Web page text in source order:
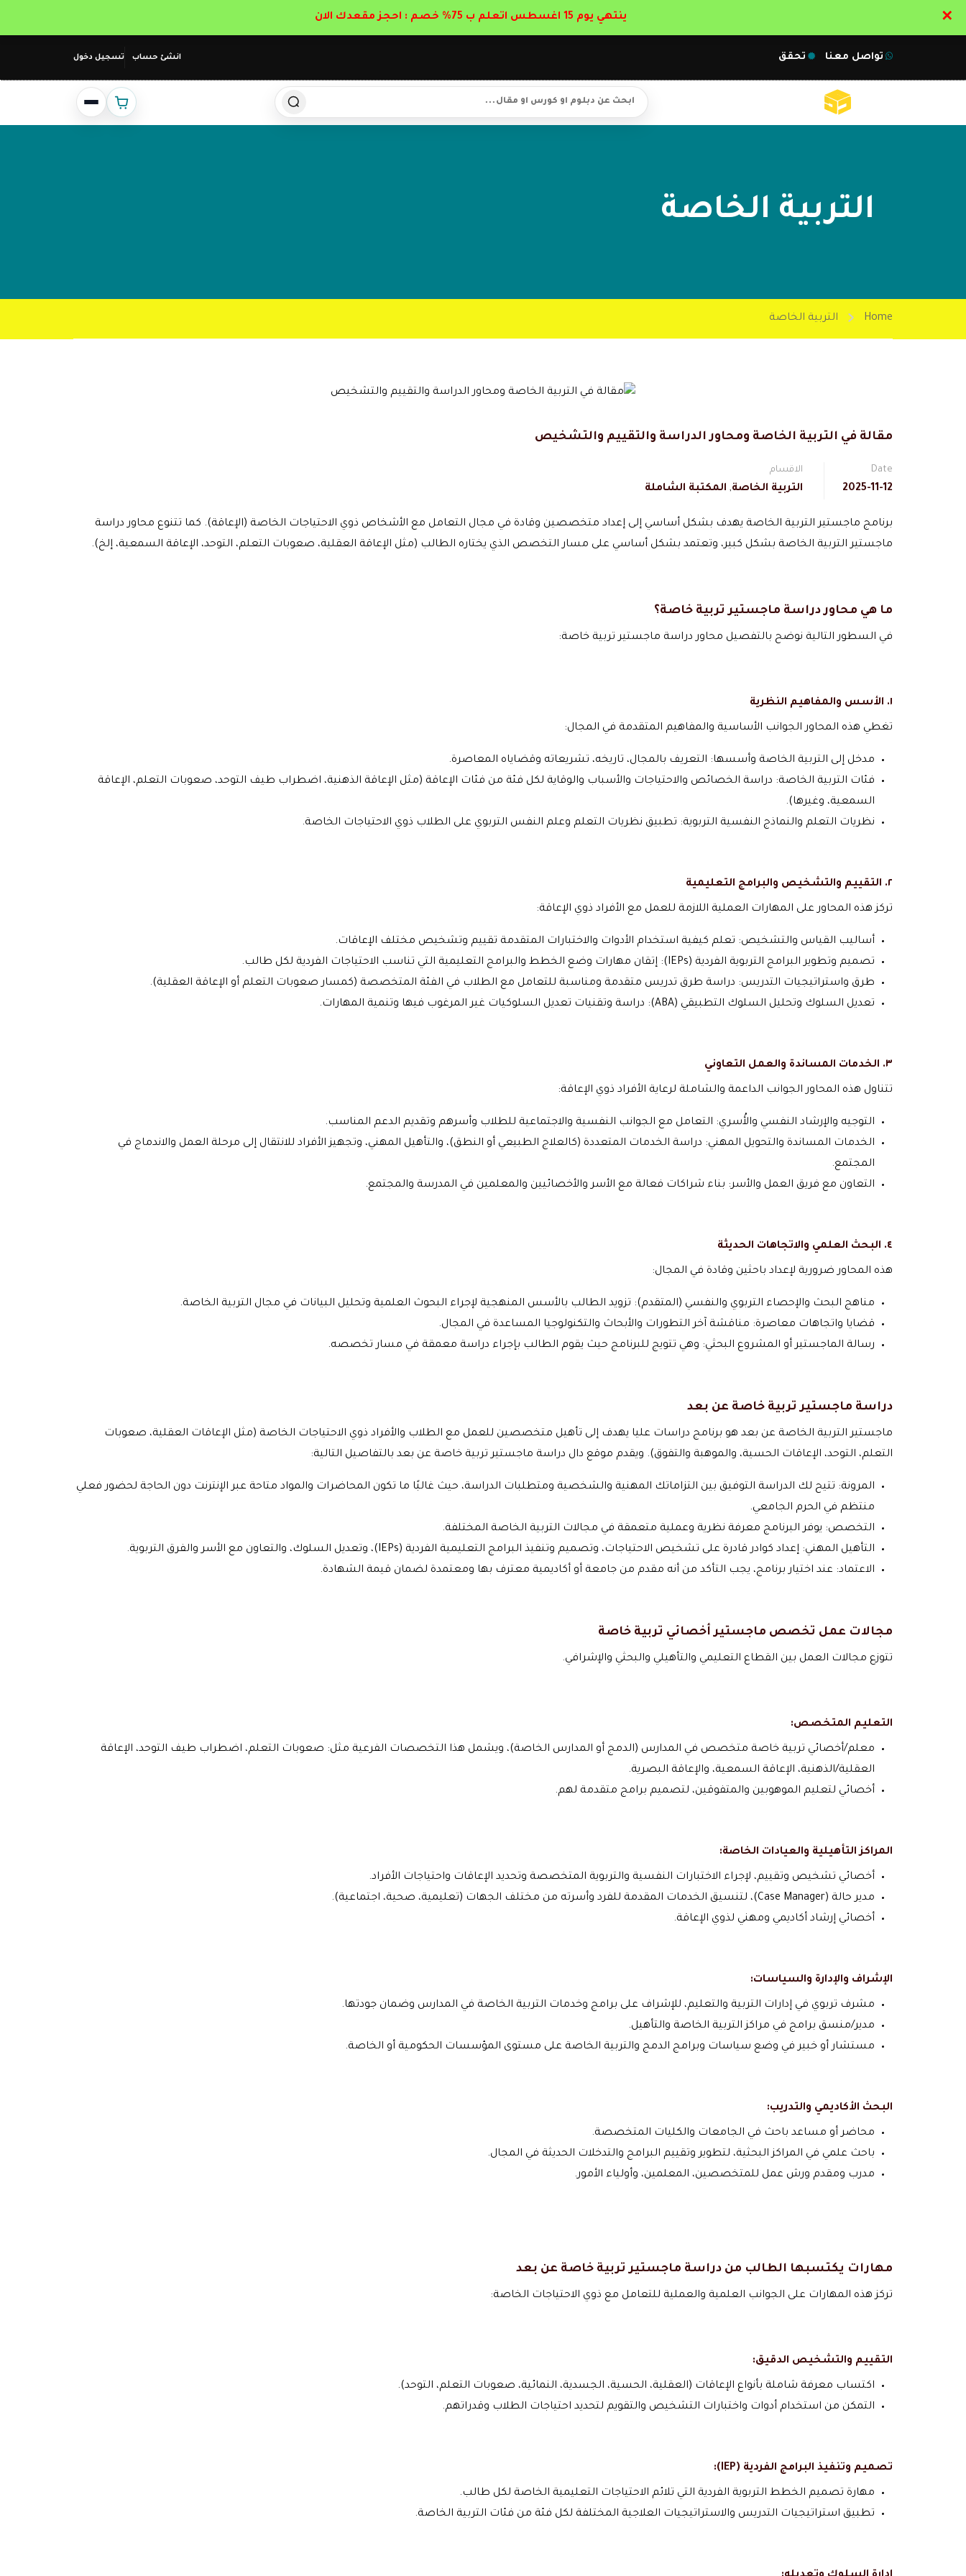
انشئ حساب تسجيل دخول تواصل معنا تحقق
التربية الخاصة
Home التربية الخاصة
مقالة في التربية الخاصة ومحاور الدراسة والتقييم والتشخيص
Date
2025-11-12
الاقسام
التربية الخاصة, المكتبة الشاملة
برنامج ماجستير التربية الخاصة يهدف بشكل أساسي إلى إعداد متخصصين وقادة في مجال التعامل مع الأشخاص ذوي الاحتياجات الخاصة (الإعاقة). كما تتنوع محاور دراسة
ماجستير التربية الخاصة بشكل كبير، وتعتمد بشكل أساسي على مسار التخصص الذي يختاره الطالب (مثل الإعاقة العقلية، صعوبات التعلم، التوحد، الإعاقة السمعية، إلخ).
ما هي محاور دراسة ماجستير تربية خاصة؟
في السطور التالية نوضح بالتفصيل محاور دراسة ماجستير تربية خاصة:
١. الأسس والمفاهيم النظرية
تغطي هذه المحاور الجوانب الأساسية والمفاهيم المتقدمة في المجال:
مدخل إلى التربية الخاصة وأسسها: التعريف بالمجال، تاريخه، تشريعاته وقضاياه المعاصرة.
فئات التربية الخاصة: دراسة الخصائص والاحتياجات والأسباب والوقاية لكل فئة من فئات الإعاقة (مثل الإعاقة الذهنية، اضطراب طيف التوحد، صعوبات التعلم، الإعاقة
السمعية، وغيرها).
نظريات التعلم والنماذج النفسية التربوية: تطبيق نظريات التعلم وعلم النفس التربوي على الطلاب ذوي الاحتياجات الخاصة.
٢. التقييم والتشخيص والبرامج التعليمية
تركز هذه المحاور على المهارات العملية اللازمة للعمل مع الأفراد ذوي الإعاقة:
أساليب القياس والتشخيص: تعلم كيفية استخدام الأدوات والاختبارات المتقدمة تقييم وتشخيص مختلف الإعاقات.
تصميم وتطوير البرامج التربوية الفردية (IEPs): إتقان مهارات وضع الخطط والبرامج التعليمية التي تناسب الاحتياجات الفردية لكل طالب.
طرق واستراتيجيات التدريس: دراسة طرق تدريس متقدمة ومناسبة للتعامل مع الطلاب في الفئة المتخصصة (كمسار صعوبات التعلم أو الإعاقة العقلية).
تعديل السلوك وتحليل السلوك التطبيقي (ABA): دراسة وتقنيات تعديل السلوكيات غير المرغوب فيها وتنمية المهارات.
٣. الخدمات المساندة والعمل التعاوني
تتناول هذه المحاور الجوانب الداعمة والشاملة لرعاية الأفراد ذوي الإعاقة:
التوجيه والإرشاد النفسي والأُسري: التعامل مع الجوانب النفسية والاجتماعية للطلاب وأسرهم وتقديم الدعم المناسب.
الخدمات المساندة والتحويل المهني: دراسة الخدمات المتعددة (كالعلاج الطبيعي أو النطق)، والتأهيل المهني، وتجهيز الأفراد للانتقال إلى مرحلة العمل والاندماج في
المجتمع.
التعاون مع فريق العمل والأسر: بناء شراكات فعالة مع الأسر والأخصائيين والمعلمين في المدرسة والمجتمع.
٤. البحث العلمي والاتجاهات الحديثة
هذه المحاور ضرورية لإعداد باحثين وقادة في المجال:
مناهج البحث والإحصاء التربوي والنفسي (المتقدم): تزويد الطالب بالأسس المنهجية لإجراء البحوث العلمية وتحليل البيانات في مجال التربية الخاصة.
قضايا واتجاهات معاصرة: مناقشة آخر التطورات والأبحاث والتكنولوجيا المساعدة في المجال.
رسالة الماجستير أو المشروع البحثي: وهي تتويج للبرنامج حيث يقوم الطالب بإجراء دراسة معمقة في مسار تخصصه.
دراسة ماجستير تربية خاصة عن بعد
ماجستير التربية الخاصة عن بعد هو برنامج دراسات عليا يهدف إلى تأهيل متخصصين للعمل مع الطلاب والأفراد ذوي الاحتياجات الخاصة (مثل الإعاقات العقلية، صعوبات
التعلم، التوحد، الإعاقات الحسية، والموهبة والتفوق). ويقدم موقع دال دراسة ماجستير تربية خاصة عن بعد بالتفاصيل التالية:
المرونة: تتيح لك الدراسة التوفيق بين التزاماتك المهنية والشخصية ومتطلبات الدراسة، حيث غالبًا ما تكون المحاضرات والمواد متاحة عبر الإنترنت دون الحاجة لحضور فعلي
منتظم في الحرم الجامعي.
التخصص: يوفر البرنامج معرفة نظرية وعملية متعمقة في مجالات التربية الخاصة المختلفة.
التأهيل المهني: إعداد كوادر قادرة على تشخيص الاحتياجات، وتصميم وتنفيذ البرامج التعليمية الفردية (IEPs)، وتعديل السلوك، والتعاون مع الأسر والفرق التربوية.
الاعتماد: عند اختيار برنامج، يجب التأكد من أنه مقدم من جامعة أو أكاديمية معترف بها ومعتمدة لضمان قيمة الشهادة.
مجالات عمل تخصص ماجستير أخصائي تربية خاصة
تتوزع مجالات العمل بين القطاع التعليمي والتأهيلي والبحثي والإشرافي.
التعليم المتخصص:
معلم/أخصائي تربية خاصة متخصص في المدارس (الدمج أو المدارس الخاصة)، ويشمل هذا التخصصات الفرعية مثل: صعوبات التعلم، اضطراب طيف التوحد، الإعاقة
العقلية/الذهنية، الإعاقة السمعية، والإعاقة البصرية.
أخصائي لتعليم الموهوبين والمتفوقين، لتصميم برامج متقدمة لهم.
المراكز التأهيلية والعيادات الخاصة:
أخصائي تشخيص وتقييم، لإجراء الاختبارات النفسية والتربوية المتخصصة وتحديد الإعاقات واحتياجات الأفراد.
مدير حالة (Case Manager)، لتنسيق الخدمات المقدمة للفرد وأسرته من مختلف الجهات (تعليمية، صحية، اجتماعية).
أخصائي إرشاد أكاديمي ومهني لذوي الإعاقة.
الإشراف والإدارة والسياسات:
مشرف تربوي في إدارات التربية والتعليم، للإشراف على برامج وخدمات التربية الخاصة في المدارس وضمان جودتها.
مدير/منسق برامج في مراكز التربية الخاصة والتأهيل.
مستشار أو خبير في وضع سياسات وبرامج الدمج والتربية الخاصة على مستوى المؤسسات الحكومية أو الخاصة.
البحث الأكاديمي والتدريب:
محاضر أو مساعد باحث في الجامعات والكليات المتخصصة.
باحث علمي في المراكز البحثية، لتطوير وتقييم البرامج والتدخلات الحديثة في المجال.
مدرب ومقدم ورش عمل للمتخصصين، المعلمين، وأولياء الأمور.
مهارات يكتسبها الطالب من دراسة ماجستير تربية خاصة عن بعد
تركز هذه المهارات على الجوانب العلمية والعملية للتعامل مع ذوي الاحتياجات الخاصة:
التقييم والتشخيص الدقيق:
اكتساب معرفة شاملة بأنواع الإعاقات (العقلية، الحسية، الجسدية، النمائية، صعوبات التعلم، التوحد).
التمكن من استخدام أدوات واختبارات التشخيص والتقويم لتحديد احتياجات الطلاب وقدراتهم.
تصميم وتنفيذ البرامج الفردية (IEP):
مهارة تصميم الخطط التربوية الفردية التي تلائم الاحتياجات التعليمية الخاصة لكل طالب.
تطبيق استراتيجيات التدريس والاستراتيجيات العلاجية المختلفة لكل فئة من فئات التربية الخاصة.
ينتهي يوم 15 اغسطس اتعلم ب 75% خصم : احجز مقعدك الان ✕